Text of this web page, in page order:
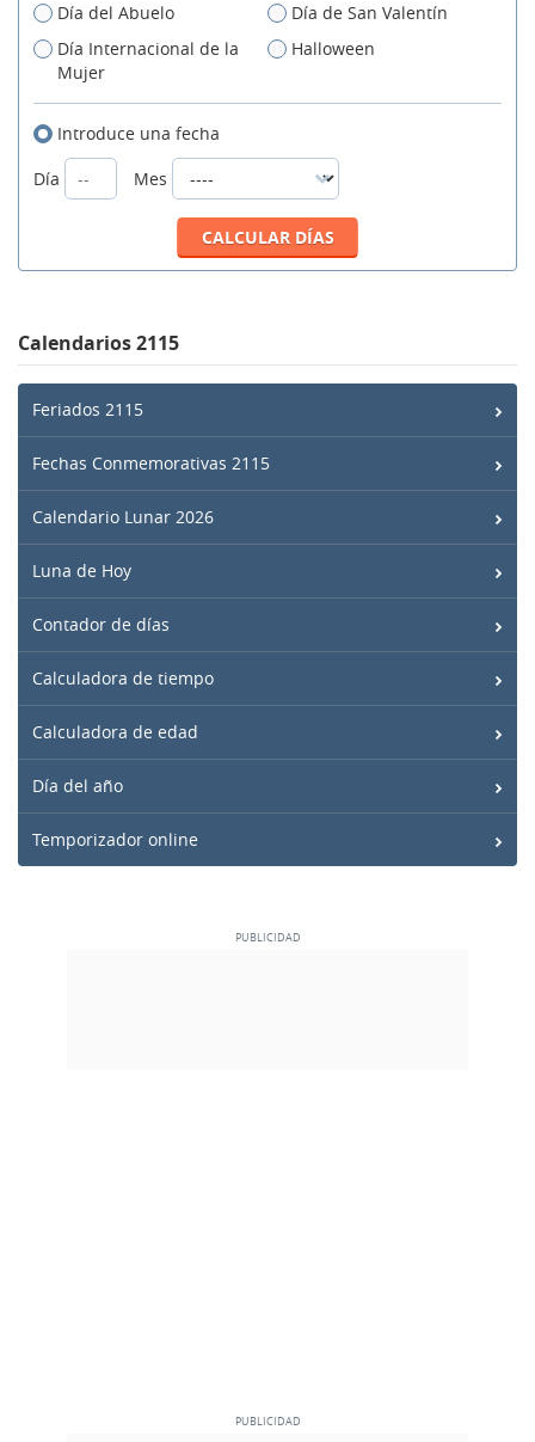
Día del Abuelo
Día de San Valentín
Día Internacional de la
Mujer
Halloween
Introduce una fecha
Día
Mes
Calendarios 2115
Feriados 2115
Fechas Conmemorativas 2115
Calendario Lunar 2026
Luna de Hoy
Contador de días
Calculadora de tiempo
Calculadora de edad
Día del año
Temporizador online